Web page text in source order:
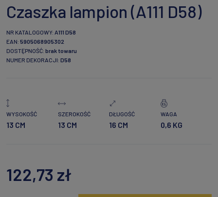
Czaszka lampion (A111 D58)
NR KATALOGOWY: A111 D58
EAN: 5905068905302
DOSTĘPNOŚĆ: brak towaru
NUMER DEKORACJI: D58
WYSOKOŚĆ
13 CM
SZEROKOŚĆ
13 CM
DŁUGOŚĆ
16 CM
WAGA
0,6 KG
122,73 zł